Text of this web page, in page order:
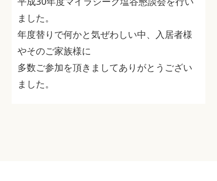
ました。
年度替りで何かと気ぜわしい中、入居者様
やそのご家族様に
多数ご参加を頂きましてありがとうござい
ました。